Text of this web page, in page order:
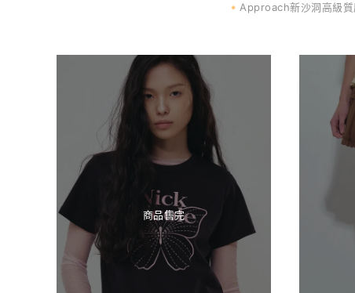
🔸Approach新沙洞高級
商品售完